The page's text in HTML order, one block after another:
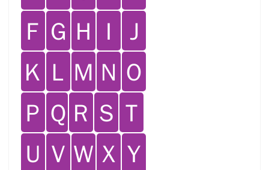
Ｆ Ｇ Ｈ Ｉ Ｊ
Ｋ Ｌ Ｍ Ｎ Ｏ
Ｐ Ｑ Ｒ Ｓ Ｔ
Ｕ Ｖ Ｗ Ｘ Ｙ